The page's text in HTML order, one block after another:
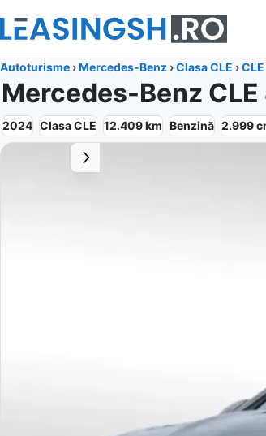
Autoturisme ›Mercedes-Benz ›Clasa CLE ›
Mercedes-Benz
2024 Clasa CLE 12.409km Benzină 2.999